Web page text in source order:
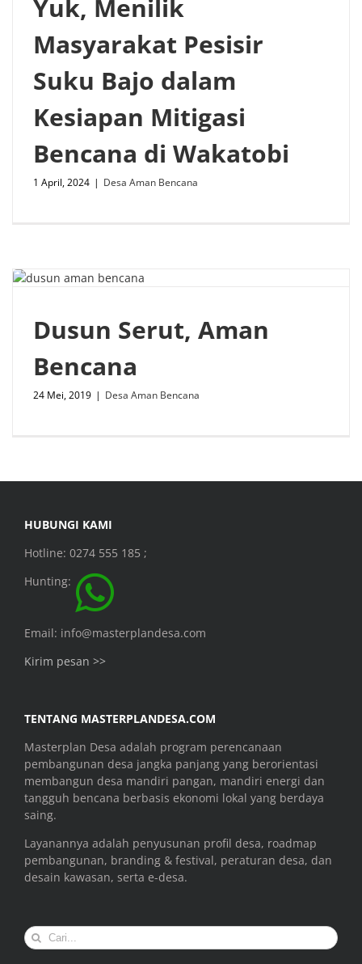
Yuk, Menilik
Masyarakat Pesisir
Suku Bajo dalam
Kesiapan Mitigasi
Bencana di Wakatobi
1 April, 2024 | Desa Aman Bencana
Dusun Serut, Aman
Bencana
24 Mei, 2019 | Desa Aman Bencana
HUBUNGI KAMI
Hotline: 0274 555 185 ;
Hunting:
Email: info@masterplandesa.com
Kirim pesan >>
TENTANG MASTERPLANDESA.COM
Masterplan Desa adalah program perencanaan
pembangunan desa jangka panjang yang berorientasi
membangun desa mandiri pangan, mandiri energi dan
tangguh bencana berbasis ekonomi lokal yang berdaya
saing.
Layanannya adalah penyusunan profil desa, roadmap
pembangunan, branding & festival, peraturan desa, dan
desain kawasan, serta e-desa.
Search
for: